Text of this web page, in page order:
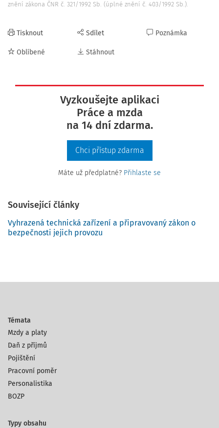
znění zákona ČNR č. 321/1992 Sb. (úplné znění č. 403/1992 Sb.).
Tisknout
Oblíbené
Sdílet
Stáhnout
Poznámka
Vyzkoušejte aplikaci
Práce a mzda
na 14 dní zdarma.
Chci přístup zdarma
Máte už předplatné? Přihlaste se
Související články
Vyhrazená technická zařízení a připravovaný zákon o
bezpečnosti jejich provozu
Témata
Mzdy a platy
Daň z příjmů
Pojištění
Pracovní poměr
Personalistika
BOZP
Typy obsahu